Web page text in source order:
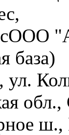
ООО
база)
ш.,